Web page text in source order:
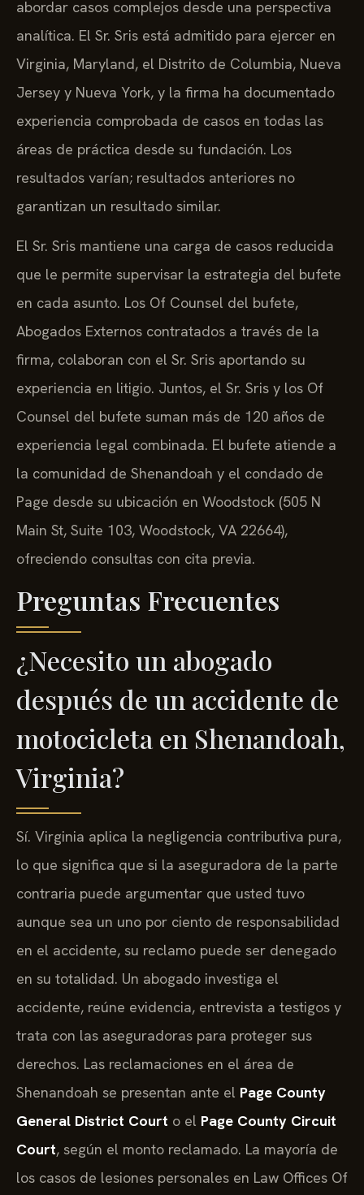
abordar casos complejos desde una perspectiva
analítica. El Sr. Sris está admitido para ejercer en
Virginia, Maryland, el Distrito de Columbia, Nueva
Jersey y Nueva York, y la firma ha documentado
experiencia comprobada de casos en todas las
áreas de práctica desde su fundación. Los
resultados varían; resultados anteriores no
garantizan un resultado similar.
El Sr. Sris mantiene una carga de casos reducida
que le permite supervisar la estrategia del bufete
en cada asunto. Los Of Counsel del bufete,
Abogados Externos contratados a través de la
firma, colaboran con el Sr. Sris aportando su
experiencia en litigio. Juntos, el Sr. Sris y los Of
Counsel del bufete suman más de 120 años de
experiencia legal combinada. El bufete atiende a
la comunidad de Shenandoah y el condado de
Page desde su ubicación en Woodstock (505 N
Main St, Suite 103, Woodstock, VA 22664),
ofreciendo consultas con cita previa.
Preguntas Frecuentes
¿Necesito un abogado
después de un accidente de
motocicleta en Shenandoah,
Virginia?
Sí. Virginia aplica la negligencia contributiva pura,
lo que significa que si la aseguradora de la parte
contraria puede argumentar que usted tuvo
aunque sea un uno por ciento de responsabilidad
en el accidente, su reclamo puede ser denegado
en su totalidad. Un abogado investiga el
accidente, reúne evidencia, entrevista a testigos y
trata con las aseguradoras para proteger sus
derechos. Las reclamaciones en el área de
Shenandoah se presentan ante el Page County
General District Court o el Page County Circuit
Court, según el monto reclamado. La mayoría de
los casos de lesiones personales en Law Offices Of